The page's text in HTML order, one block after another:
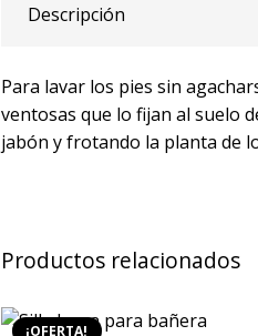
Descripción
Para lavar los pies sin
ventosas que lo fijan al suelo
jabón y frotando la planta de
Productos relacionados
¡OFERTA!